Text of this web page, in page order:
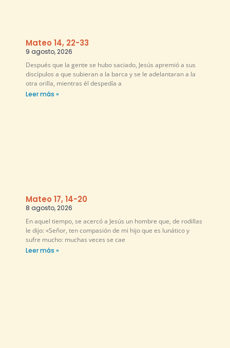
Mateo 14, 22-33
9 agosto, 2026
Después que la gente se hubo saciado, Jesús apremió a sus
discípulos a que subieran a la barca y se le adelantaran a la
otra orilla, mientras él despedía a
Leer más »
Mateo 17, 14-20
8 agosto, 2026
En aquel tiempo, se acercó a Jesús un hombre que, de rodillas
le dijo: «Señor, ten compasión de mi hijo que es lunático y
sufre mucho: muchas veces se cae
Leer más »